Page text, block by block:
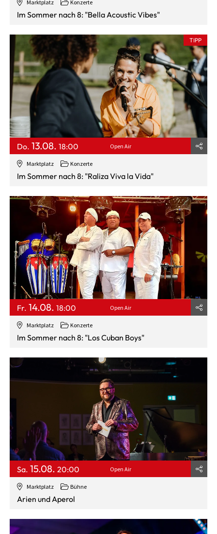
Marktplatz Konzerte
Im Sommer nach 8: "Bella Acoustic Vibes"
Marktplatz Konzerte
TIPP
Do. 13.08. 18:00 Open Air
Im Sommer nach 8: "Raliza Viva la Vida"
Marktplatz Konzerte
Fr. 14.08. 18:00 Open Air
Im Sommer nach 8: "Los Cuban Boys"
Marktplatz Bühne
Sa. 15.08. 20:00 Open Air
Arien und Aperol